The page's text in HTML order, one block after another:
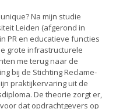
Na mijn studie
Leiden (afgerond in
PR en educatieve functies
grote infrastructurele
me terug naar de
bij de Stichting Reclame-
praktijkervaring uit de
De theorie zorgt er,
voor dat opdrachtgevers op